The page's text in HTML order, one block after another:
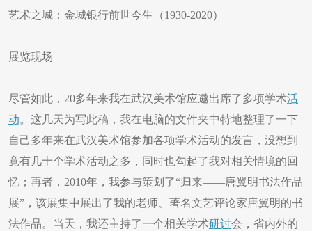
艺术之城：金城银行前世今生（1930-2020）
展览现场
尽管如此，20多年来我在武汉美术馆应邀出席了多项学术活
动。这几天为写此稿，我在电脑的文件夹中特地整理了一下
自己多年来在武汉美术馆参加各项学术活动的发言，没想到
竟有几十个学术活动之多，同时也勾起了我对相关情境的回
忆；再者，2010年，我参与策划了“归来——唐翼明书法作品
展”，该展集中展出了我的老师、著名文艺评论家唐翼明的书
法作品。当天，我还主持了一个相关学术研讨会，省内外的